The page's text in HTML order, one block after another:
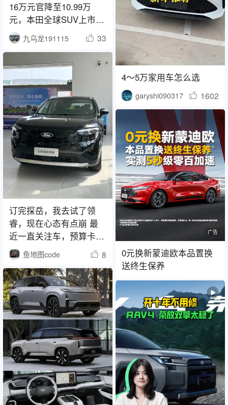
16万元官降至10.99万
元，本田全球SUV上市，
成为CR-V的优质替代选
择！
九乌龙191115 33
4～5万家用车怎么选
garyshi090317 1602
订完探岳，我去试了领
睿，现在心态有点崩 最
近一直关注车，预算卡在
20万内，最后是
鱼地图code 8
广告
0元换新蒙迪欧本品置换
送终生保养